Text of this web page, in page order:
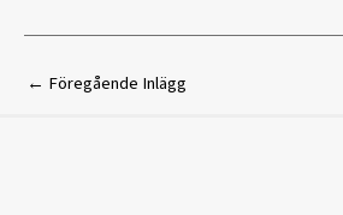
← Föregående Inlägg